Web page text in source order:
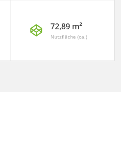
72,89 m²
Nutzfläche (ca.)